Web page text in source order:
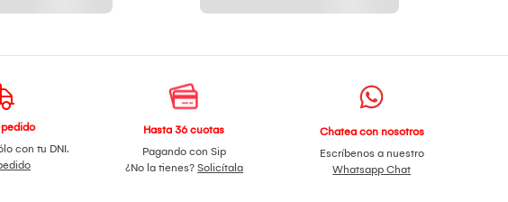
con tu DNI.
Hasta 36 cuotas
Pagando con Sip
¿No la tienes? Solicítala
Chatea con nosotros
Escríbenos a nuestro
Whatsapp Chat